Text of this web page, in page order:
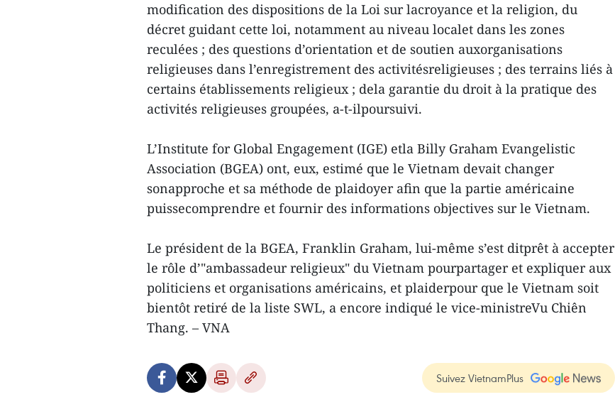
modification des dispositions de la Loi sur lacroyance et la religion, du
décret guidant cette loi, notamment au niveau localet dans les zones
reculées ; des questions d’orientation et de soutien auxorganisations
religieuses dans l’enregistrement des activitésreligieuses ; des terrains liés à
certains établissements religieux ; dela garantie du droit à la pratique des
activités religieuses groupées, a-t-ilpoursuivi.
L’Institute for Global Engagement (IGE) etla Billy Graham Evangelistic
Association (BGEA) ont, eux, estimé que le Vietnam devait changer
sonapproche et sa méthode de plaidoyer afin que la partie américaine
puissecomprendre et fournir des informations objectives sur le Vietnam.
Le président de la BGEA, Franklin Graham, lui-même s’est ditprêt à accepter
le rôle d’"ambassadeur religieux" du Vietnam pourpartager et expliquer aux
politiciens et organisations américains, et plaiderpour que le Vietnam soit
bientôt retiré de la liste SWL, a encore indiqué le vice-ministreVu Chiên
Thang. – VNA
Suivez VietnamPlus